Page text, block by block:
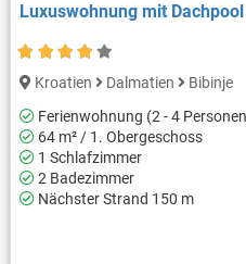
Luxuswohnung mit
Kroatien Dalmatien
Bibinje
Ferienwohnung (2 - 4
64 m² / 1. Obergeschoss
1 Schlafzimmer
2 Badezimmer
Nächster Strand 150 m